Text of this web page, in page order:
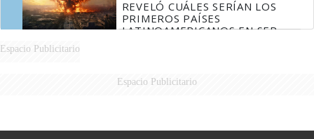
REVELÓ CUÁLES SERÍAN LOS
PRIMEROS PAÍSES
LATINOAMERICANOS EN SER
Espacio Publicitario
Espacio Publicitario